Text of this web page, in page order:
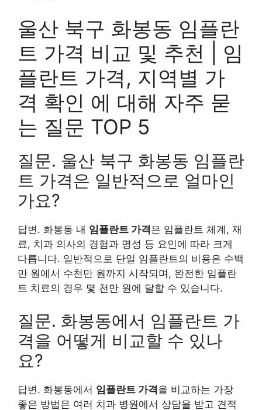
울산 북구 화봉동 임플란
트 가격 비교 및 추천 | 임
플란트 가격, 지역별 가
격 확인 에 대해 자주 묻
는 질문 TOP 5
질문. 울산 북구 화봉동 임플란
트 가격은 일반적으로 얼마인
가요?
답변. 화봉동 내 임플란트 가격은 임플란트 체계, 재
료, 치과 의사의 경험과 명성 등 요인에 따라 크게
다릅니다. 일반적으로 단일 임플란트의 비용은 수백
만 원에서 수천만 원까지 시작되며, 완전한 임플란
트 치료의 경우 몇 천만 원에 달할 수 있습니다.
질문. 화봉동에서 임플란트 가
격을 어떻게 비교할 수 있나
요?
답변. 화봉동에서 임플란트 가격을 비교하는 가장
좋은 방법은 여러 치과 병원에서 상담을 받고 견적